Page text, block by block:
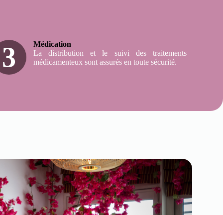
3
Médication
La distribution et le suivi des traitements
médicamenteux sont assurés en toute sécurité.